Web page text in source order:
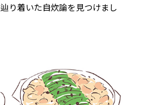
り着いた自炊論を見つけまし